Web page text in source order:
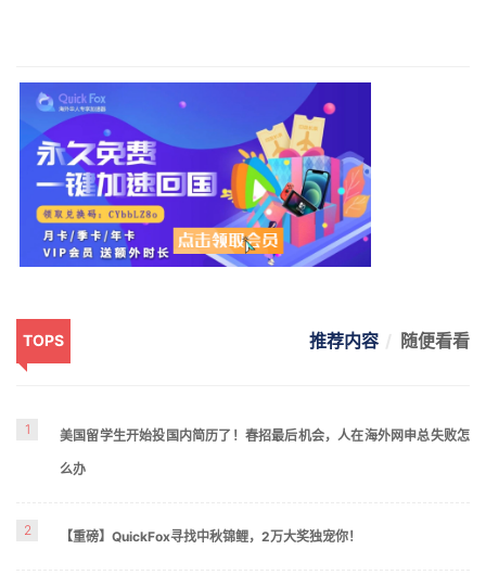
TOPS 推荐内容 随便看看
1 美国留学生开始投国内简历了！春招最后机会，人在海外网申总失败怎
么办
2 【重磅】QuickFox寻找中秋锦鲤，2万大奖独宠你！